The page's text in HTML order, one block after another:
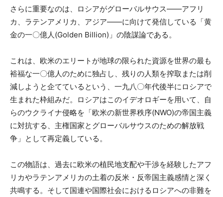
さらに重要なのは、ロシアがグローバルサウス——アフリ
カ、ラテンアメリカ、アジア——に向けて発信している「黄
金の一〇億人(Golden Billion)」の陰謀論である。
これは、欧米のエリートが地球の限られた資源を世界の最も
裕福な一〇億人のために独占し、残りの人類を搾取または削
減しようと企てているという、一九八〇年代後半にロシアで
生まれた枠組みだ。ロシアはこのイデオロギーを用いて、自
らのウクライナ侵略を「欧米の新世界秩序(NWO)の帝国主義
に対抗する、主権国家とグローバルサウスのための解放戦
争」として再定義している。
この物語は、過去に欧米の植民地支配や干渉を経験したアフ
リカやラテンアメリカの土着の反米・反帝国主義感情と深く
共鳴する。そして国連や国際社会におけるロシアへの非難を